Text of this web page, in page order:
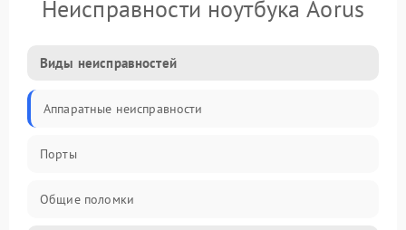
Неисправности ноутбука Aorus
Виды неисправностей
Аппаратные неисправности
Порты
Общие поломки